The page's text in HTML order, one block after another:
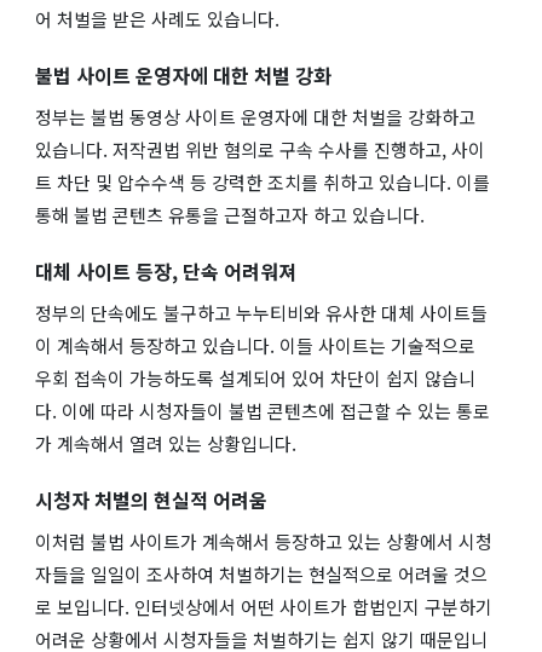
어 처벌을 받은 사례도 있습니다.
불법 사이트 운영자에 대한 처벌 강화
정부는 불법 동영상 사이트 운영자에 대한 처벌을 강화하고
있습니다. 저작권법 위반 혐의로 구속 수사를 진행하고, 사이
트 차단 및 압수수색 등 강력한 조치를 취하고 있습니다. 이를
통해 불법 콘텐츠 유통을 근절하고자 하고 있습니다.
대체 사이트 등장, 단속 어려워져
정부의 단속에도 불구하고 누누티비와 유사한 대체 사이트들
이 계속해서 등장하고 있습니다. 이들 사이트는 기술적으로
우회 접속이 가능하도록 설계되어 있어 차단이 쉽지 않습니
다. 이에 따라 시청자들이 불법 콘텐츠에 접근할 수 있는 통로
가 계속해서 열려 있는 상황입니다.
시청자 처벌의 현실적 어려움
이처럼 불법 사이트가 계속해서 등장하고 있는 상황에서 시청
자들을 일일이 조사하여 처벌하기는 현실적으로 어려울 것으
로 보입니다. 인터넷상에서 어떤 사이트가 합법인지 구분하기
어려운 상황에서 시청자들을 처벌하기는 쉽지 않기 때문입니